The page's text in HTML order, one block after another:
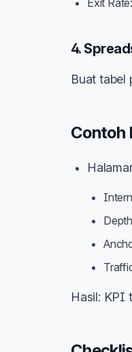
4.
Buat tabel
Contoh
Hasil: KPI